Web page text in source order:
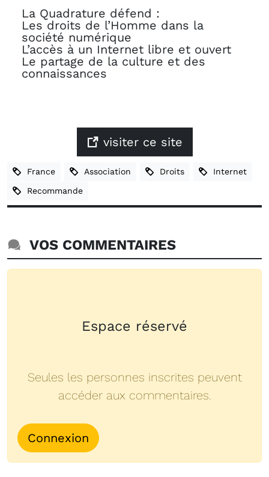
La Quadrature défend :
Les droits de l’Homme dans la
société numérique
L’accès à un Internet libre et ouvert
Le partage de la culture et des
connaissances
visiter ce site
France Association Droits Internet
Recommande
VOS COMMENTAIRES
Espace réservé
Seules les personnes inscrites peuvent
accéder aux commentaires.
Connexion